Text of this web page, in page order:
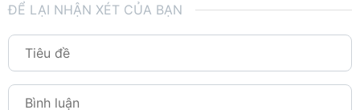
ĐỂ LẠI NHẬN XÉT CỦA BẠN